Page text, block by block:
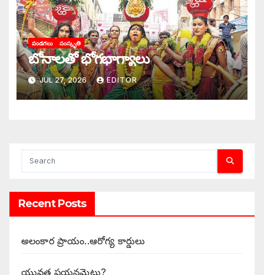
పండగలు సంస్కృతి
బోనాలతో భోగభాగ్యాలు
JUL 27, 2026 EDITOR
Recent Posts
అలంకార ప్రాయం..ఆరోగ్య కార్డులు
యువత పయనమెటు?